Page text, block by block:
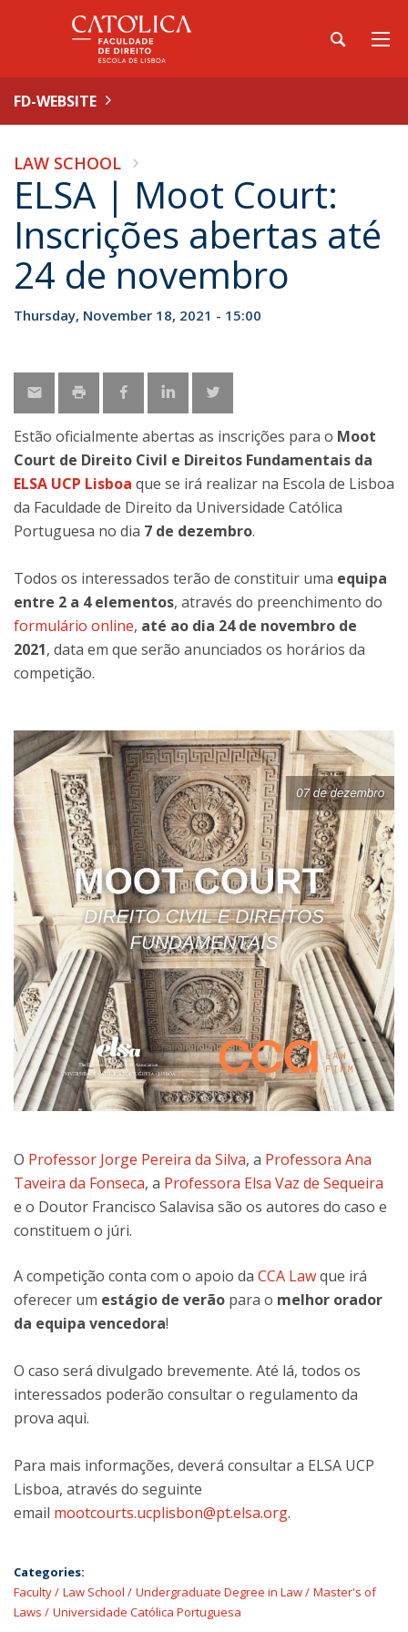
FD-WEBSITE
LAW SCHOOL
ELSA | Moot Court:
Inscrições abertas até
24 de novembro
Thursday, November 18, 2021 - 15:00
Estão oficialmente abertas as inscrições para o Moot
Court de Direito Civil e Direitos Fundamentais da
ELSA UCP Lisboa que se irá realizar na Escola de Lisboa
da Faculdade de Direito da Universidade Católica
Portuguesa no dia 7 de dezembro.
Todos os interessados terão de constituir uma equipa
entre 2 a 4 elementos, através do preenchimento do
formulário online, até ao dia 24 de novembro de
2021, data em que serão anunciados os horários da
competição.
O Professor Jorge Pereira da Silva, a Professora Ana
Taveira da Fonseca, a Professora Elsa Vaz de Sequeira
e o Doutor Francisco Salavisa são os autores do caso e
constituem o júri.
A competição conta com o apoio da CCA Lawque irá
oferecer um estágio de verão para o melhor orador
da equipa vencedora!
O caso será divulgado brevemente. Até lá, todos os
interessados poderão consultar o regulamento da
prova aqui.
Para mais informações, deverá consultar a ELSA UCP
Lisboa, através do seguinte
email mootcourts.ucplisbon@pt.elsa.org.
Categories:
Faculty
Law School Undergraduate Degree in Law
Master's of
Laws
Universidade Católica Portuguesa